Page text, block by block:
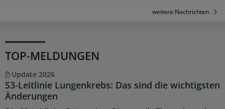
weitere Nachrichten
TOP-MELDUNGEN
Update 2026
S3-Leitlinie Lungenkrebs: Das sind die wichtigsten
Änderungen